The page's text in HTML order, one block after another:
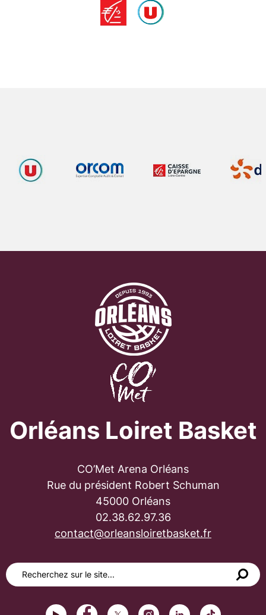
Orléans Loiret Basket
CO’Met Arena Orléans
Rue du président Robert Schuman
45000 Orléans
02.38.62.97.36
contact@orleansloiretbasket.fr